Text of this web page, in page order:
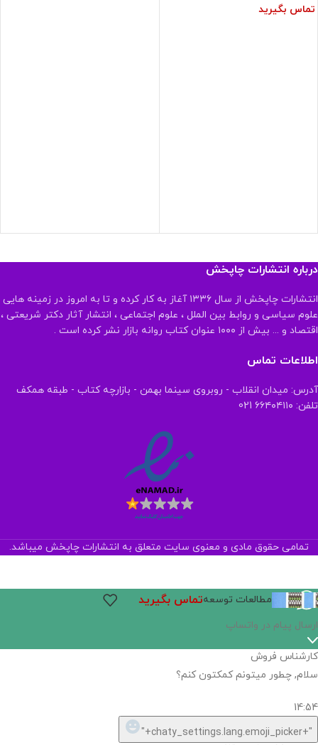
تماس بگیرید
درباره انتشارات چاپخش
انتشارات چاپخش از سال ۱۳۳۶ آغاز به کار کرده و تا به امروز در زمینه هایی
علوم سیاسی و روابط بین الملل ، علوم اجتماعی ، انتشار آثار دکتر شریعتی ،
اقتصاد و ... بیش از ۱۰۰۰ عنوان کتاب روانه بازار نشر کرده است .
اطلاعات تماس
آدرس: میدان انقلاب - روبروی سینما بهمن - بازارچه کتاب - طبقه همکف
تلفن: ۶۶۴۰۴۱۱۰ 021
تمامی حقوق مادی و معنوی سایت متعلق به انتشارات چاپخش میباشد.
مطالعات توسعهتماس بگیرید
اگر
نیست,
شاید
بتونیم